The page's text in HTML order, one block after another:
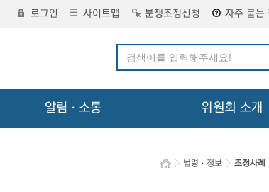
로그인 사이트맵 분쟁조정신청 자주 묻는
알림ㆍ소통 위원회 소개
법령ㆍ정보 조정사례